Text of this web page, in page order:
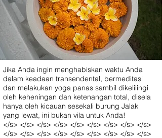
Jika Anda ingin menghabiskan waktu Anda
dalam keadaan transendental, bermeditasi
dan melakukan yoga panas sambil dikelilingi
oleh keheningan dan ketenangan total, disela
hanya oleh kicauan sesekali burung Jalak
yang lewat, ini bukan vila untuk Anda!
</s> </s> </s> </s> </s> </s> </s> </s> </s>
</s> </s> </s> </s> </s> </s> </s> </s> </s>